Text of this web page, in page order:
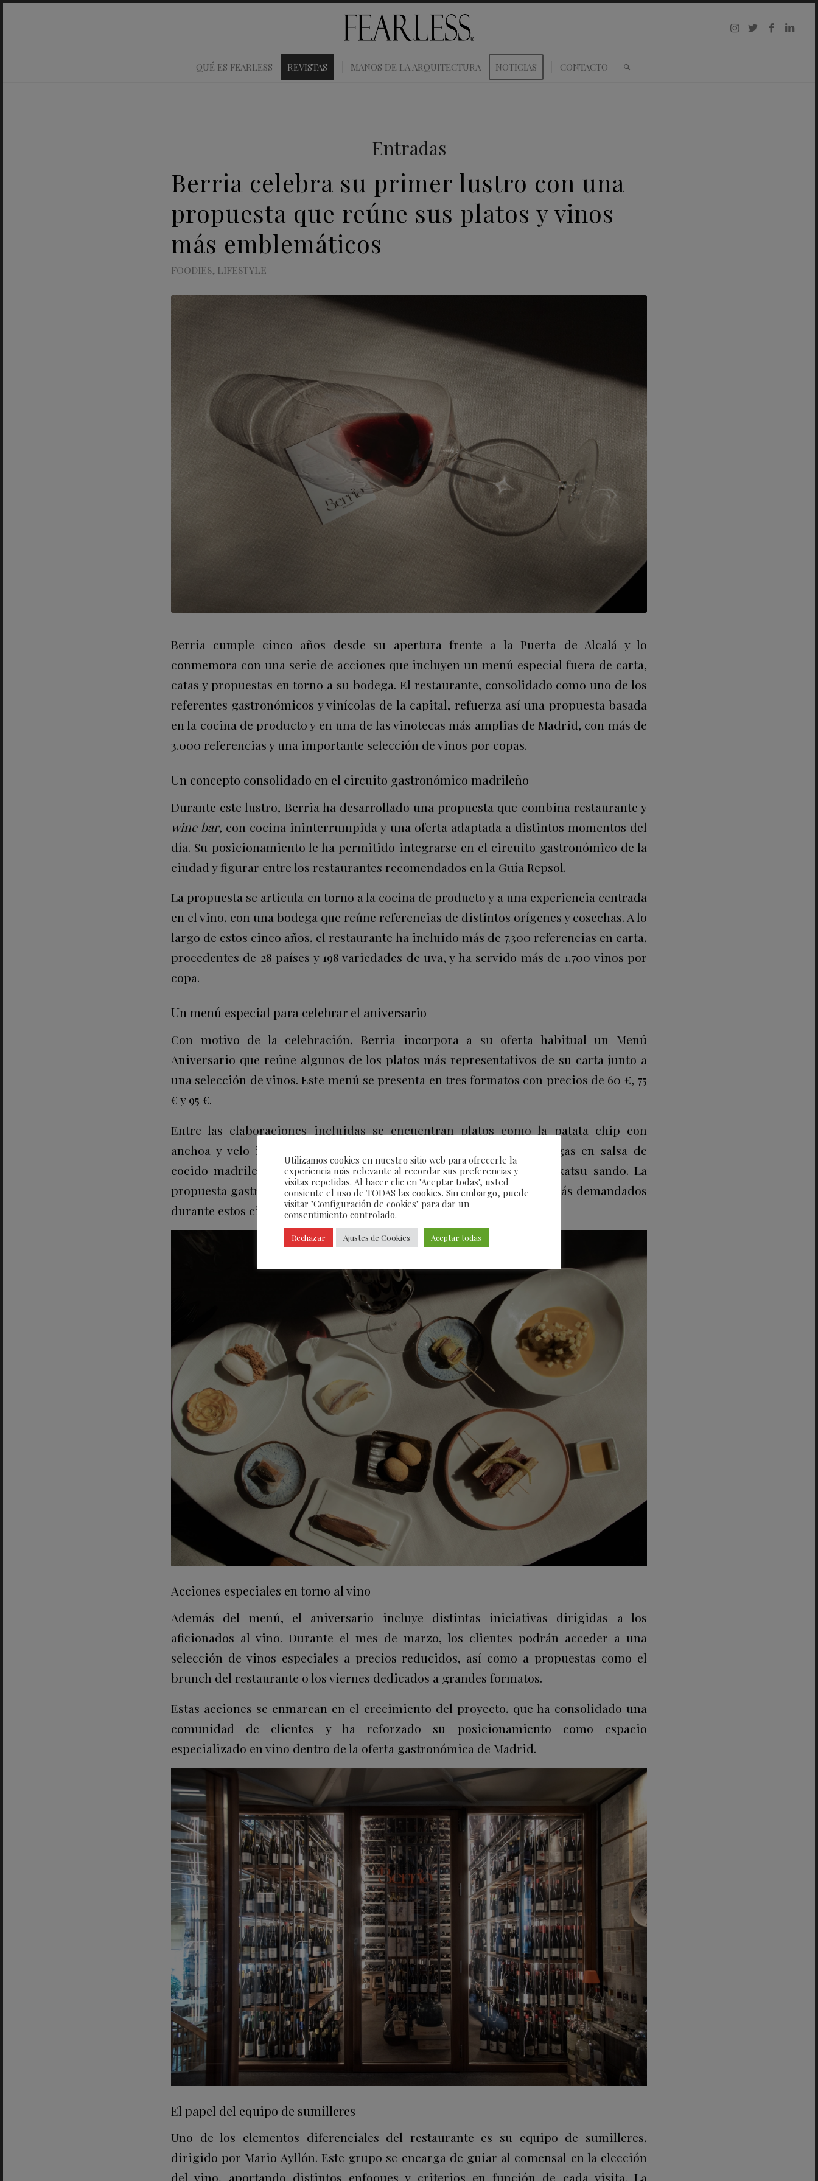
QUÉ ES FEARLESS REVISTAS MANOS DE LA ARQUITECTURA NOTICIAS CONTACTO
Entradas
Berria celebra su primer lustro con una
propuesta que reúne sus platos y vinos
más emblemáticos
FOODIES, LIFESTYLE
Berria cumple cinco años desde su apertura frente a la Puerta de Alcalá y lo
conmemora con una serie de acciones que incluyen un menú especial fuera de carta,
catas y propuestas en torno a su bodega. El restaurante, consolidado como uno de los
referentes gastronómicos y vinícolas de la capital, refuerza así una propuesta basada
en la cocina de producto y en una de las vinotecas más amplias de Madrid, con más de
3.000 referencias y una importante selección de vinos por copas.
Un concepto consolidado en el circuito gastronómico madrileño
Durante este lustro, Berria ha desarrollado una propuesta que combina restaurante y
wine bar, con cocina ininterrumpida y una oferta adaptada a distintos momentos del
día. Su posicionamiento le ha permitido integrarse en el circuito gastronómico de la
ciudad y figurar entre los restaurantes recomendados en la Guía Repsol.
La propuesta se articula en torno a la cocina de producto y a una experiencia centrada
en el vino, con una bodega que reúne referencias de distintos orígenes y cosechas. A lo
largo de estos cinco años, el restaurante ha incluido más de 7.300 referencias en carta,
procedentes de 28 países y 198 variedades de uva, y ha servido más de 1.700 vinos por
copa.
Un menú especial para celebrar el aniversario
Con motivo de la celebración, Berria incorpora a su oferta habitual un Menú
Aniversario que reúne algunos de los platos más representativos de su carta junto a
una selección de vinos. Este menú se presenta en tres formatos con precios de 60 €, 75
€ y 95 €.
Entre las elaboraciones incluidas se encuentran platos como la patata chip con
anchoa y velo ibérico, las croquetas de jamón ibérico, las albóndigas en salsa de
cocido madrileño o el pepito de solomillo de ternera en formato katsu sando. La
propuesta gastronómica se acompaña de un maridaje con los vinos más demandados
durante estos cinco años, seleccionados por el equipo de sumilleres.
Acciones especiales en torno al vino
Además del menú, el aniversario incluye distintas iniciativas dirigidas a los
aficionados al vino. Durante el mes de marzo, los clientes podrán acceder a una
selección de vinos especiales a precios reducidos, así como a propuestas como el
brunch del restaurante o los viernes dedicados a grandes formatos.
Estas acciones se enmarcan en el crecimiento del proyecto, que ha consolidado una
comunidad de clientes y ha reforzado su posicionamiento como espacio
especializado en vino dentro de la oferta gastronómica de Madrid.
El papel del equipo de sumilleres
Uno de los elementos diferenciales del restaurante es su equipo de sumilleres,
dirigido por Mario Ayllón. Este grupo se encarga de guiar al comensal en la elección
del vino, aportando distintos enfoques y criterios en función de cada visita. La
Utilizamos cookies en nuestro sitio web para ofrecerle la
experiencia más relevante al recordar sus preferencias y
visitas repetidas. Al hacer clic en "Aceptar todas", usted
consiente el uso de TODAS las cookies. Sin embargo, puede
visitar "Configuración de cookies" para dar un
consentimiento controlado.
Rechazar Ajustes de Cookies Aceptar todas